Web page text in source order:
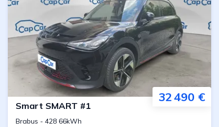
32 490 €
Smart SMART #1
Brabus - 428 66kWh